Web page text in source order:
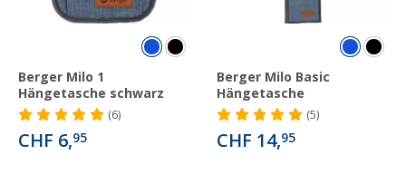
Berger Milo 1
Hängetasche schwarz
(6)
CHF 6,95
Berger Milo Basic
Hängetasche
(5)
CHF 14,95